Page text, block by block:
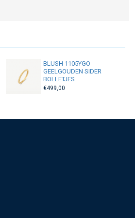
BLUSH 1105YGO
GEELGOUDEN SIDER
BOLLETJES
€499,00